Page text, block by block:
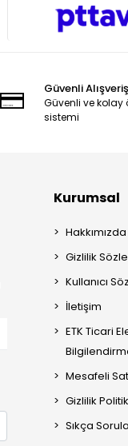
Güvenli Alışveriş
Güvenli ve kolay
sistemi
Kurumsal
Hakkımızda
Gizlilik
Kullanıcı
İletişim
ETK Ticari
Mesafeli
Gizlilik
Sıkça